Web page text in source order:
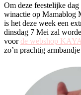
Om deze feestelijke dag
winactie op Mamablog
is het deze week een
dinsdag 7 Mei zal
voor de webshop
zo’n prachtig